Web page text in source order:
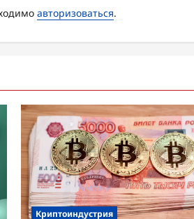
авторизоваться.
Криптоиндустрия